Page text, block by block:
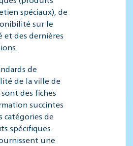
spéciaux), de
sur le
et des dernières
de
de la ville de
des fiches
succintes
catégories de
spécifiques.
une